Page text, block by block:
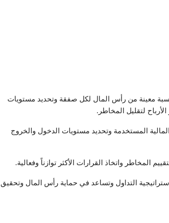
نسبة معينة من رأس المال لكل صفقة وتحديد مستويات
لتقليل المخاطر.
المستخدمة وتحديد مستويات الدخول والخروج
المخاطر واتخاذ القرارات الأكثر توازناً وفعالية.
التداول وتساعد في حماية رأس المال وتحقيق